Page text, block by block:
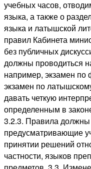
учебных часов,
языка, а также о
языка и латышской
правил Кабинета
без публичных
должны проводиться
например, экзамен по
экзамен по
давать четкую
определенным в
3.2.3. Правила должны
предусматривающие
принятии решений
частности, языков